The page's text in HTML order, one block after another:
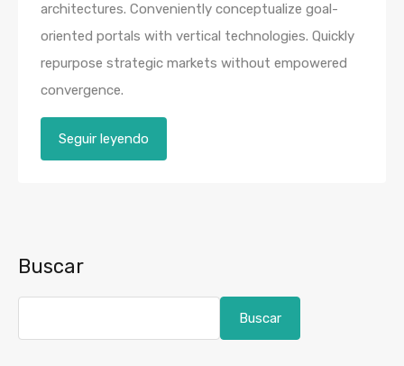
architectures. Conveniently conceptualize goal-
oriented portals with vertical technologies. Quickly
repurpose strategic markets without empowered
convergence.
Seguir leyendo
Buscar
Buscar